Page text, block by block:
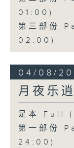
01:00)
第三部份
02:00)
04/08/
月夜乐
足本 Full
第一部份
24:00)